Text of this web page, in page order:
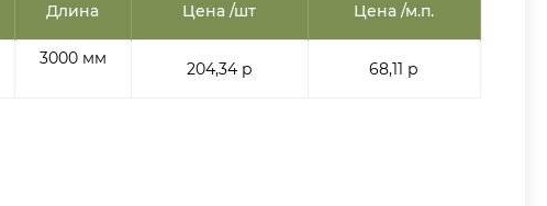
Длина Цена /шт Цена /м.п.
3000 мм
204,34 р 68,11 р